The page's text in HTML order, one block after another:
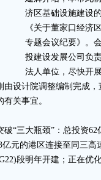
济区基础设施建设
《关于董家口经济
专题会议纪要》。
投建设发展公司负
法人单位，尽快开
由设计院调整编制完成
关事宜。
三大瓶颈”：总投资62
元的港区连接至同三高
段明年开建；正在优